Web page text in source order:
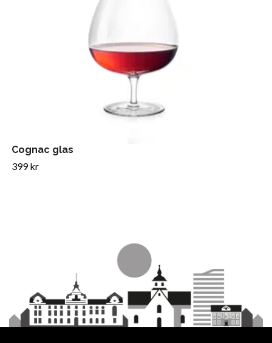
Cognac glas
399 kr